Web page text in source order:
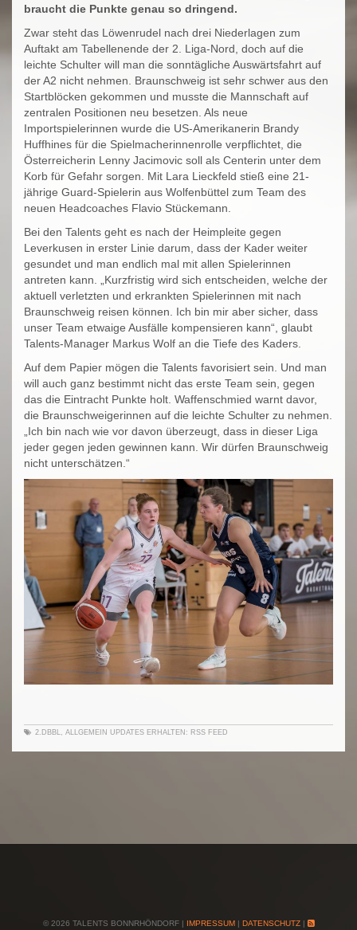
braucht die Punkte genau so dringend.
Zwar steht das Löwenrudel nach drei Niederlagen zum
Auftakt am Tabellenende der 2. Liga-Nord, doch auf die
leichte Schulter will man die sonntägliche Auswärtsfahrt auf
der A2 nicht nehmen. Braunschweig ist sehr schwer aus den
Startblöcken gekommen und musste die Mannschaft auf
zentralen Positionen neu besetzen. Als neue
Importspielerinnen wurde die US-Amerikanerin Brandy
Huffhines für die Spielmacherinnenrolle verpflichtet, die
Österreicherin Lenny Jacimovic soll als Centerin unter dem
Korb für Gefahr sorgen. Mit Lara Lieckfeld stieß eine 21-
jährige Guard-Spielerin aus Wolfenbüttel zum Team des
neuen Headcoaches Flavio Stückemann.
Bei den Talents geht es nach der Heimpleite gegen
Leverkusen in erster Linie darum, dass der Kader weiter
gesundet und man endlich mal mit allen Spielerinnen
antreten kann. „Kurzfristig wird sich entscheiden, welche der
aktuell verletzten und erkrankten Spielerinnen mit nach
Braunschweig reisen können. Ich bin mir aber sicher, dass
unser Team etwaige Ausfälle kompensieren kann“, glaubt
Talents-Manager Markus Wolf an die Tiefe des Kaders.
Auf dem Papier mögen die Talents favorisiert sein. Und man
will auch ganz bestimmt nicht das erste Team sein, gegen
das die Eintracht Punkte holt. Waffenschmied warnt davor,
die Braunschweigerinnen auf die leichte Schulter zu nehmen.
„Ich bin nach wie vor davon überzeugt, dass in dieser Liga
jeder gegen jeden gewinnen kann. Wir dürfen Braunschweig
nicht unterschätzen.“
2.DBBL, ALLGEMEIN UPDATES ERHALTEN: RSS FEED
© 2026 TALENTS BONNRHÖNDORF | IMPRESSUM| DATENSCHUTZ|